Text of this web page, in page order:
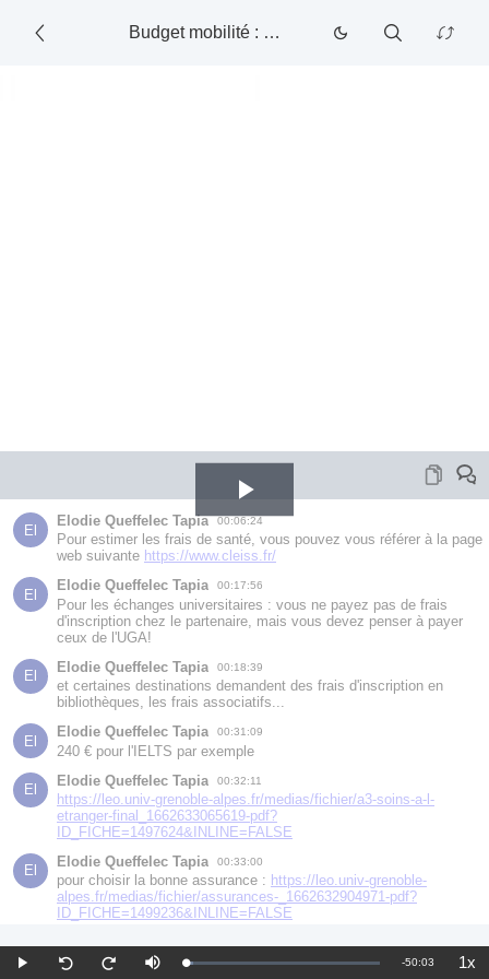
Budget mobilité : mode d’emploi -10/1/2025
Play
Video
Play
Seek
Seek
Mute Loaded:
Remaining
-50:03 1x
El
Elodie Queffelec Tapia 00:06:24
Pour estimer les frais de santé, vous pouvez vous référer à la page
web suivante https://www.cleiss.fr/
El
Elodie Queffelec Tapia 00:17:56
Pour les échanges universitaires : vous ne payez pas de frais
d'inscription chez le partenaire, mais vous devez penser à payer
ceux de l'UGA!
El
Elodie Queffelec Tapia 00:18:39
et certaines destinations demandent des frais d'inscription en
bibliothèques, les frais associatifs...
El
Elodie Queffelec Tapia 00:31:09
240 € pour l'IELTS par exemple
El
Elodie Queffelec Tapia 00:32:11
https://leo.univ-grenoble-alpes.fr/medias/fichier/a3-soins-a-l-
etranger-final_1662633065619-pdf?
ID_FICHE=1497624&INLINE=FALSE
El
Elodie Queffelec Tapia 00:33:00
pour choisir la bonne assurance : https://leo.univ-grenoble-
alpes.fr/medias/fichier/assurances-_1662632904971-pdf?
ID_FICHE=1499236&INLINE=FALSE
Elodie Queffelec Tapia
bourses-mobilite@univ-grenoble-alpes.fr>